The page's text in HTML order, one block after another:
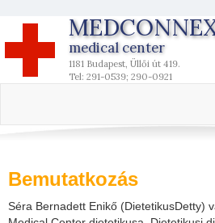
medical center
1181 Budapest, Üllői út 419.
Tel: 291-0539; 290-0921
Bemutatkozás
Séra Bernadett Enikő (DietetikusDetty)